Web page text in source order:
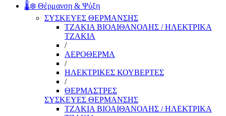
🌡️❄️ Θέρμανση & Ψύξη
ΣΥΣΚΕΥΕΣ ΘΕΡΜΑΝΣΗΣ
ΤΖΑΚΙΑ ΒΙΟΑΙΘΑΝΟΛΗΣ / ΗΛΕΚΤΡΙΚΑ
ΤΖΑΚΙΑ
/
ΑΕΡΟΘΕΡΜΑ
/
ΗΛΕΚΤΡΙΚΕΣ ΚΟΥΒΕΡΤΕΣ
/
ΘΕΡΜΑΣΤΡΕΣ
ΣΥΣΚΕΥΕΣ ΘΕΡΜΑΝΣΗΣ
ΤΖΑΚΙΑ ΒΙΟΑΙΘΑΝΟΛΗΣ / ΗΛΕΚΤΡΙΚΑ